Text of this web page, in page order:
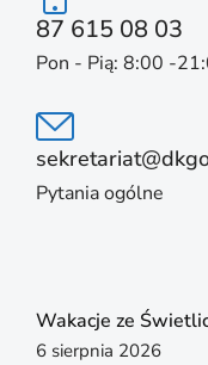
87 615 08 03
Pon - Pią: 8:00 -
Pytania ogólne
Wakacje ze
6 sierpnia 2026